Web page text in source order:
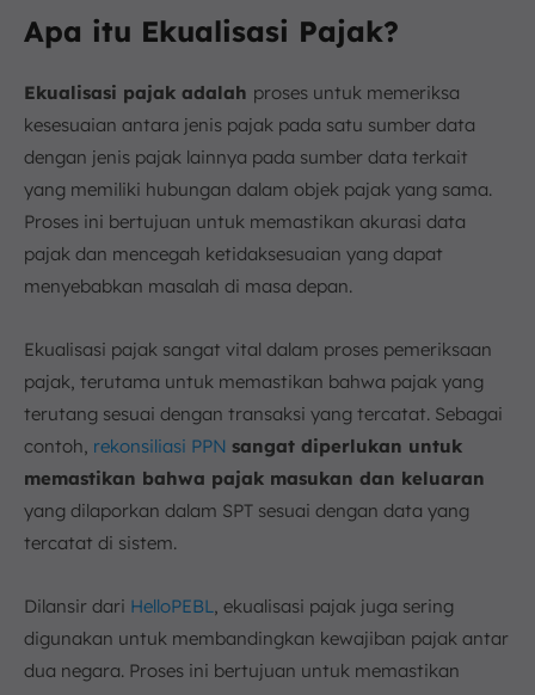
Apa itu Ekualisasi Pajak?
Ekualisasi pajak adalah proses untuk memeriksa
kesesuaian antara jenis pajak pada satu sumber data
dengan jenis pajak lainnya pada sumber data terkait
yang memiliki hubungan dalam objek pajak yang sama.
Proses ini bertujuan untuk memastikan akurasi data
pajak dan mencegah ketidaksesuaian yang dapat
menyebabkan masalah di masa depan.
Ekualisasi pajak sangat vital dalam proses pemeriksaan
pajak, terutama untuk memastikan bahwa pajak yang
terutang sesuai dengan transaksi yang tercatat. Sebagai
contoh, rekonsiliasi PPN sangat diperlukan untuk
memastikan bahwa pajak masukan dan keluaran
yang dilaporkan dalam SPT sesuai dengan data yang
tercatat di sistem.
Dilansir dari HelloPEBL, ekualisasi pajak juga sering
digunakan untuk membandingkan kewajiban pajak antar
dua negara. Proses ini bertujuan untuk memastikan